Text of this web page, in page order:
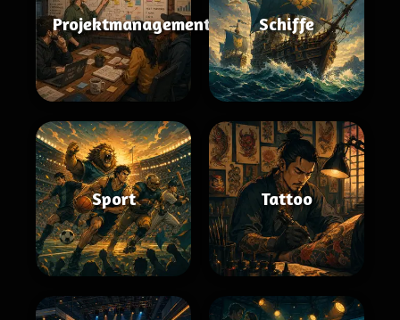
Projektmanagement Schiffe
Sport Tattoo